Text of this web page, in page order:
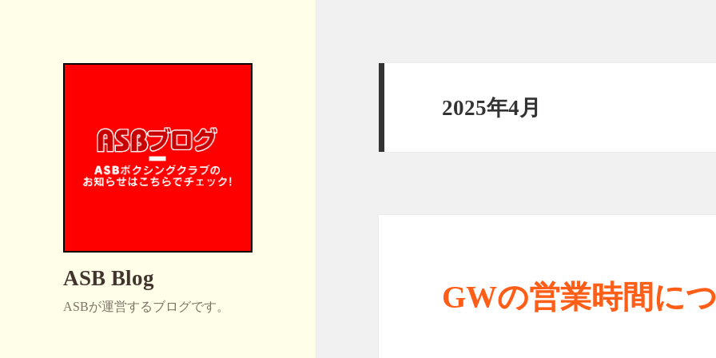
ASB Blog
ASBが運営するブログです。
2025年4月
GWの営業時間に